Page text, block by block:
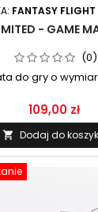
FANTASY
- GAME
(0)
do gry o
109,00 zł
 Dodaj do